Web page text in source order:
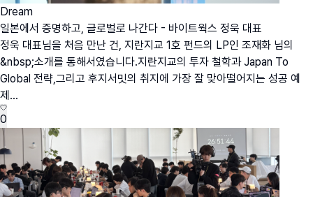
Dream
일본에서 증명하고, 글로벌로 나간다 - 바이트웍스 정욱 대표
정욱 대표님을 처음 만난 건, 지란지교 1호 펀드의 LP인 조재화 님의
&nbsp;소개를 통해서였습니다.지란지교의 투자 철학과 Japan To
Global 전략,그리고 후지서밋의 취지에 가장 잘 맞아떨어지는 성공 예
제...
0